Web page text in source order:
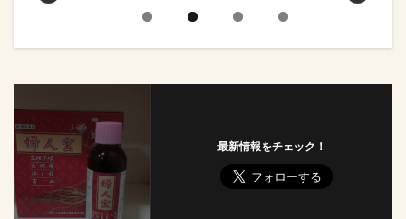
最新情報をチェック！